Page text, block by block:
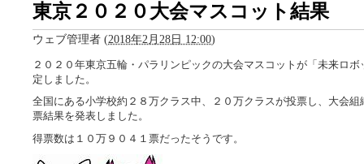
東京２０２０大会マスコット結果
ウェブ管理者 (2018年2月28日 12:00)
２０２０年東京五輪・パラリンピックの大会マスコットが「未来ロ
定しました。
全国にある小学校約２８万クラス中、２０万クラスが投票し、大会組
票結果を発表しました。
得票数は１０万９０４１票だったそうです。